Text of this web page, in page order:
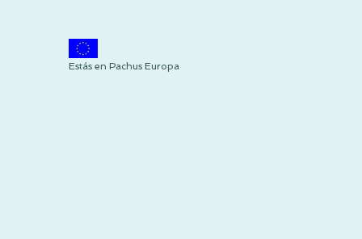
Estás en Pachus Europa